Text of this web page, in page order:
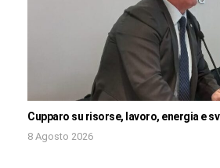
Cupparo su risorse, lavoro, energia e
8 Agosto 2026